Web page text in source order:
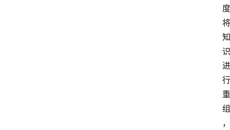
度
将
知
识
进
行
重
组
，